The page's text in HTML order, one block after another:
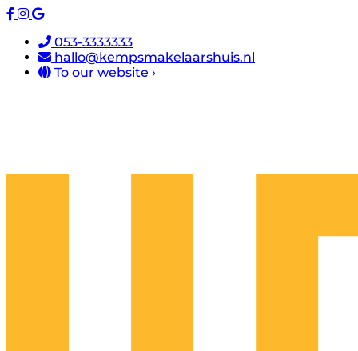
053-3333333
hallo@kempsmakelaarshuis.nl
To our website ›